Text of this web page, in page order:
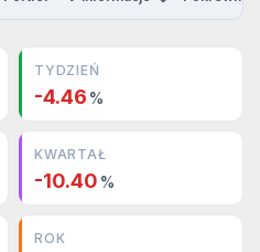
TYDZIEŃ
-4.46 %
KWARTAŁ
-10.40 %
ROK